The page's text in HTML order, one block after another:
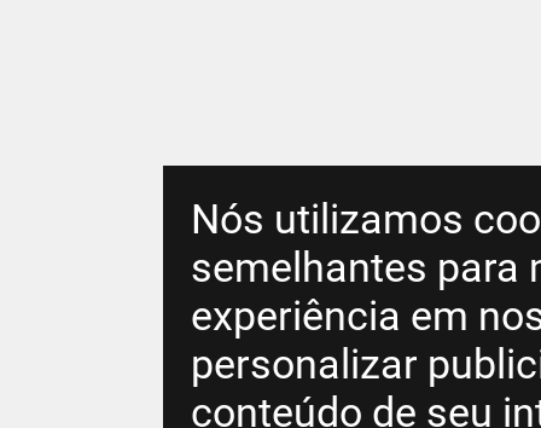
Nós utilizamos
semelhantes para
experiência em
personalizar
conteúdo de seu